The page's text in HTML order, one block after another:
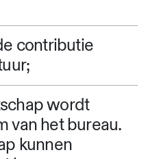
contributie
wordt
van het bureau.
kunnen